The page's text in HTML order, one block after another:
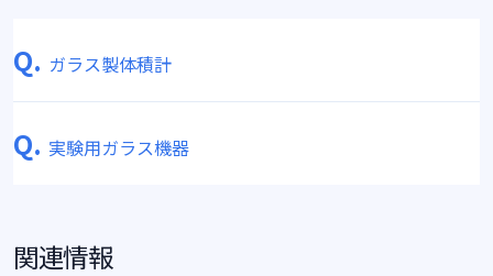
Q. ガラス製体積計
Q. 実験用ガラス機器
関連情報